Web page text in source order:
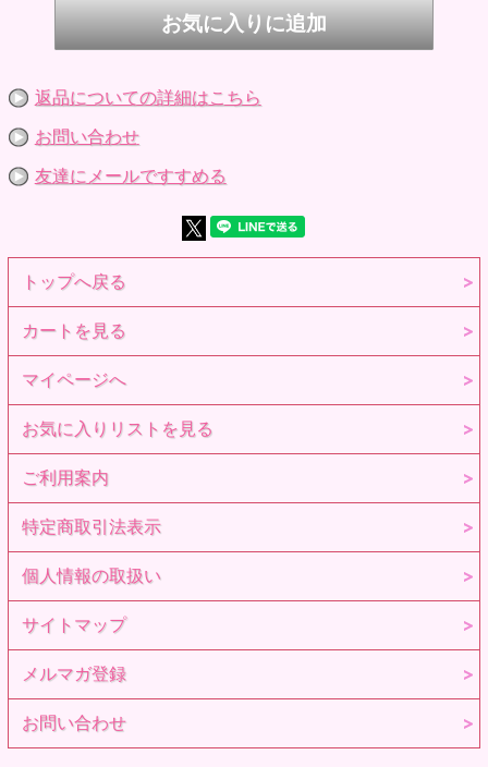
返品についての詳細はこちら
お問い合わせ
友達にメールですすめる
トップへ戻る
カートを見る
マイページへ
お気に入りリストを見る
ご利用案内
特定商取引法表示
個人情報の取扱い
サイトマップ
メルマガ登録
お問い合わせ